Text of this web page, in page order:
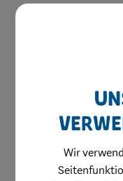
Aktuelles &
Bestellung
Einkaufen
Wir